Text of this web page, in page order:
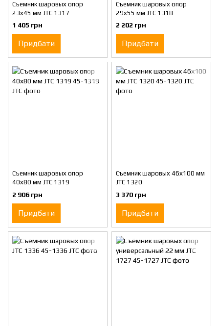
Съемник шаровых опор
23х45 мм JTC 1317
1 405 грн
Придбати
Съемник шаровых опор
29х55 мм JTC 1318
2 202 грн
Придбати
Съемник шаровых опор
40х80 мм JTC 1319
2 906 грн
Придбати
Съемник шаровых 46х100 мм
JTC 1320
3 370 грн
Придбати